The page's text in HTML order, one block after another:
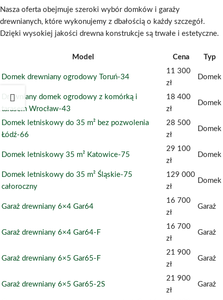
Nasza oferta obejmuje szeroki wybór domków i garaży
drewnianych, które wykonujemy z dbałością o każdy szczegół.
Dzięki wysokiej jakości drewna konstrukcje są trwałe i estetyczne.
Model Cena Typ
Domek drewniany ogrodowy Toruń-34
11 300
zł
Domek
Drewniany domek ogrodowy z komórką i
tarasem Wrocław-43
18 400
zł
Domek
Domek letniskowy do 35 m² bez pozwolenia
Łódź-66
28 500
zł
Domek
Domek letniskowy 35 m² Katowice-75
29 100
zł
Domek
Domek letniskowy do 35 m² Śląskie-75
całoroczny
129 000
zł
Domek
Garaż drewniany 6×4 Gar64
16 700
zł
Garaż
Garaż drewniany 6×4 Gar64-F
16 700
zł
Garaż
Garaż drewniany 6×5 Gar65-F
21 900
zł
Garaż
Garaż drewniany 6×5 Gar65-2S
21 900
zł
Garaż